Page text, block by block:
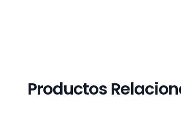
Productos